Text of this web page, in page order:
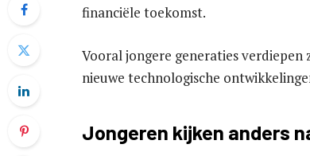
financiële toekomst.
Vooral jongere generaties
nieuwe technologische
Jongeren kijken anders